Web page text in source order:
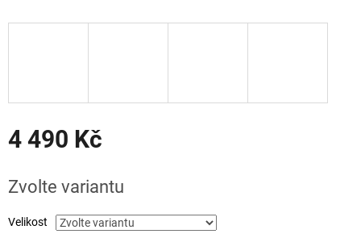
4 490 Kč
cena:
Zvolte variantu
Velikost